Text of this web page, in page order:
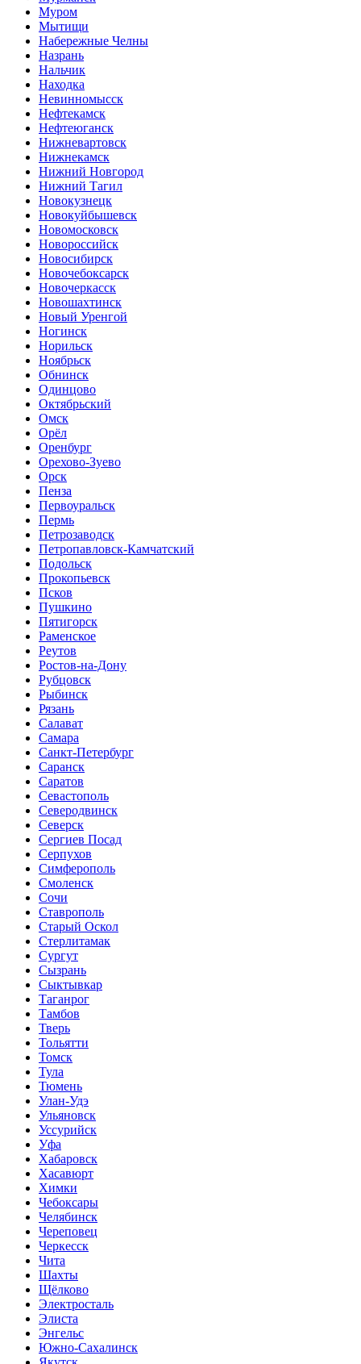
Муром
Мытищи
Набережные Челны
Назрань
Нальчик
Находка
Невинномысск
Нефтекамск
Нефтеюганск
Нижневартовск
Нижнекамск
Нижний Новгород
Нижний Тагил
Новокузнецк
Новокуйбышевск
Новомосковск
Новороссийск
Новосибирск
Новочебоксарск
Новочеркасск
Новошахтинск
Новый Уренгой
Ногинск
Норильск
Ноябрьск
Обнинск
Одинцово
Октябрьский
Омск
Орёл
Оренбург
Орехово-Зуево
Орск
Пенза
Первоуральск
Пермь
Петрозаводск
Петропавловск-Камчатский
Подольск
Прокопьевск
Псков
Пушкино
Пятигорск
Раменское
Реутов
Ростов-на-Дону
Рубцовск
Рыбинск
Рязань
Салават
Самара
Санкт-Петербург
Саранск
Саратов
Севастополь
Северодвинск
Северск
Сергиев Посад
Серпухов
Симферополь
Смоленск
Сочи
Ставрополь
Старый Оскол
Стерлитамак
Сургут
Сызрань
Сыктывкар
Таганрог
Тамбов
Тверь
Тольятти
Томск
Тула
Тюмень
Улан-Удэ
Ульяновск
Уссурийск
Уфа
Хабаровск
Хасавюрт
Химки
Чебоксары
Челябинск
Череповец
Черкесск
Чита
Шахты
Щёлково
Электросталь
Элиста
Энгельс
Южно-Сахалинск